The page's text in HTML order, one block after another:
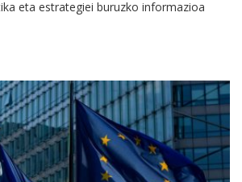
eta estrategiei buruzko informazioa